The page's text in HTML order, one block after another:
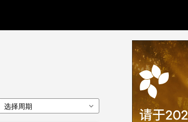
选择周期